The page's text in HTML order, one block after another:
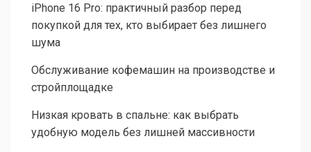
iPhone 16 Pro: практичный разбор перед
покупкой для тех, кто выбирает без лишнего
шума
Обслуживание кофемашин на производстве и
стройплощадке
Низкая кровать в спальне: как выбрать
удобную модель без лишней массивности